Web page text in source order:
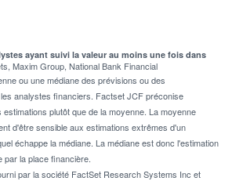
ayant suivi la valeur au moins une fois dans
Maxim Group, National Bank Financial
ou une médiane des prévisions ou des
analystes financiers. Factset JCF préconise
estimations plutôt que de la moyenne. La moyenne
d'être sensible aux estimations extrêmes d'un
échappe la médiane. La médiane est donc l'estimation
par la place financière.
par la société FactSet Research Systems Inc et